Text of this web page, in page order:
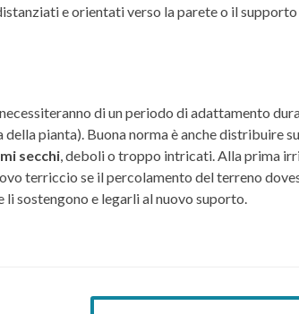
e orientati verso la parete o il
di un periodo di adattamento
pianta). Buona norma è anche distribuire
secchi , deboli o troppo intricati. Alla prima
terriccio se il percolamento del terreno
sostengono e legarli al nuovo suporto.